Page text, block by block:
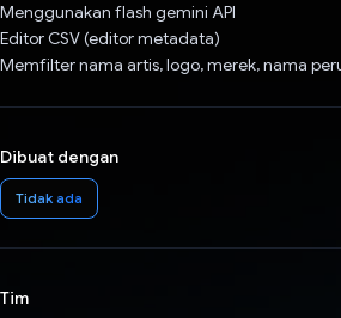
Menggunakan flash gemini API
Editor CSV (editor metadata)
Memfilter nama artis, logo, merek, nama
Dibuat dengan
Tidak ada
Tim